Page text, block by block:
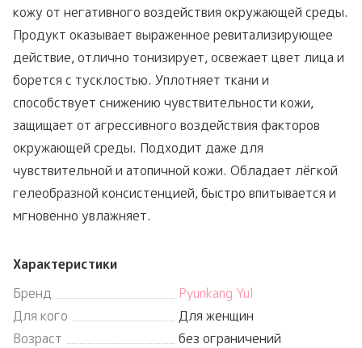
кожу от негативного воздействия окружающей среды.
Продукт оказывает выраженное ревитализирующее
действие, отлично тонизирует, освежает цвет лица и
борется с тусклостью. Уплотняет ткани и
способствует снижению чувствительности кожи,
защищает от агрессивного воздействия факторов
окружающей среды. Подходит даже для
чувствительной и атопичной кожи. Обладает лёгкой
гелеобразной консистенцией, быстро впитывается и
мгновенно увлажняет.
Характеристики
Бренд
Pyunkang Yul
Для кого
Для женщин
Возраст
без ограничений